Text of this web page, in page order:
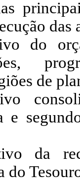
do
de
e
da
do